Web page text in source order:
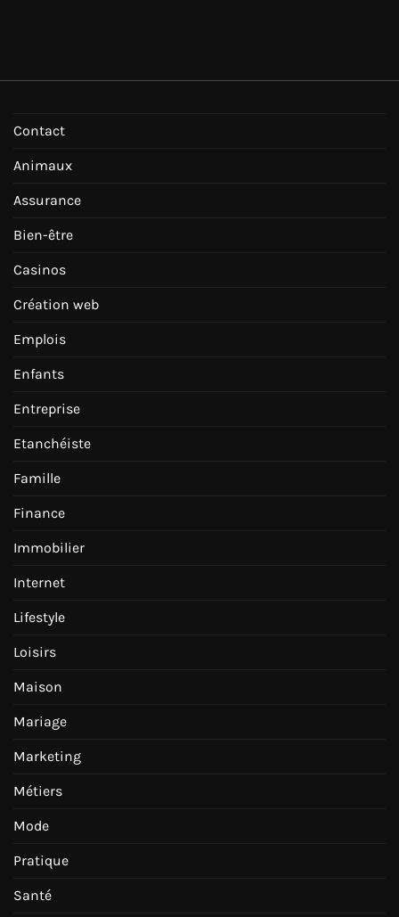
Contact
Animaux
Assurance
Bien-être
Casinos
Création web
Emplois
Enfants
Entreprise
Etanchéiste
Famille
Finance
Immobilier
Internet
Lifestyle
Loisirs
Maison
Mariage
Marketing
Métiers
Mode
Pratique
Santé